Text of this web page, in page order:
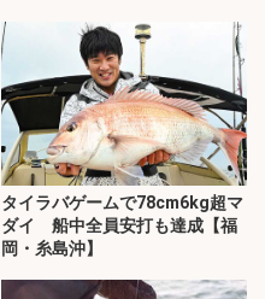
タイラバゲームで78cm6kg超マ
ダイ 船中全員安打も達成【福
岡・糸島沖】